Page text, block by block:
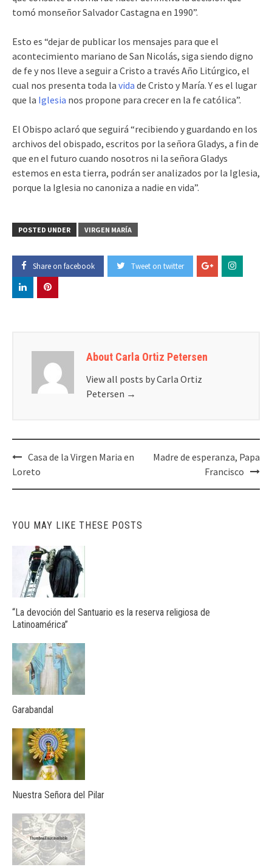
tomó monseñor Salvador Castagna en 1990”.
Esto es “dejar de publicar los mensajes para que el
acontecimiento mariano de San Nicolás, siga siendo digno
de fe y nos lleve a seguir a Cristo a través Año Litúrgico, el
cual nos presenta toda la vida de Cristo y María. Y es el lugar
que la Iglesia nos propone para crecer en la fe católica”.
El Obispo aclaró que seguirá “recibiendo y guardando en los
archivos del obispado, escritos por la señora Gladys, a fin de
que en el futuro cuando nosotros ni la señora Gladys
estemos en esta tierra, podrán ser analizados por la Iglesia,
porque la Iglesia no canoniza a nadie en vida”.
POSTED UNDER VIRGEN MARÍA
Share on facebook Tweet on twitter
About Carla Ortiz Petersen
View all posts by Carla Ortiz
Petersen →
Post
navigation
Casa de la Virgen Maria en
Loreto
Madre de esperanza, Papa
Francisco
YOU MAY LIKE THESE POSTS
“La devoción del Santuario es la reserva religiosa de
Latinoamérica”
Garabandal
Nuestra Señora del Pilar